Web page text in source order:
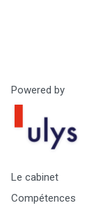
Powered by
Le cabinet
Compétences